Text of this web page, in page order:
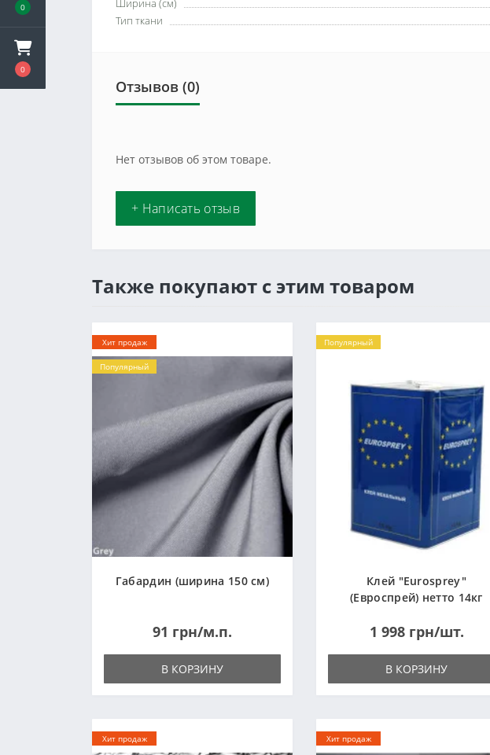
0
0
Ширина (см)
Тип ткани
Отзывов (0)
Нет отзывов об этом товаре.
+ Написать отзыв
Также покупают с этим товаром
Хит продаж
Популярный
Габардин (ширина 150 см)
91 грн/м.п.
В КОРЗИНУ
Популярный
Клей "Eurosprey"
(Евроспрей) нетто 14кг
1 998 грн/шт.
В КОРЗИНУ
Хит продаж Хит продаж